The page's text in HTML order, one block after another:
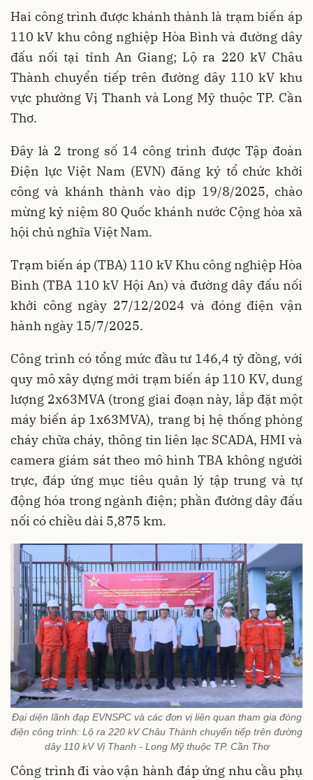
Hai công trình được khánh thành là trạm biến áp
110 kV khu công nghiệp Hòa Bình và đường dây
đấu nối tại tỉnh An Giang; Lộ ra 220 kV Châu
Thành chuyển tiếp trên đường dây 110 kV khu
vực phường Vị Thanh và Long Mỹ thuộc TP. Cần
Thơ.
Đây là 2 trong số 14 công trình được Tập đoàn
Điện lực Việt Nam (EVN) đăng ký tổ chức khởi
công và khánh thành vào dịp 19/8/2025, chào
mừng kỷ niệm 80 Quốc khánh nước Cộng hòa xã
hội chủ nghĩa Việt Nam.
Trạm biến áp (TBA) 110 kV Khu công nghiệp Hòa
Bình (TBA 110 kV Hội An) và đường dây đấu nối
khởi công ngày 27/12/2024 và đóng điện vận
hành ngày 15/7/2025.
Công trình có tổng mức đầu tư 146,4 tỷ đồng, với
quy mô xây dựng mới trạm biến áp 110 KV, dung
lượng 2x63MVA (trong giai đoạn này, lắp đặt một
máy biến áp 1x63MVA), trang bị hệ thống phòng
cháy chữa cháy, thông tin liên lạc SCADA, HMI và
camera giám sát theo mô hình TBA không người
trực, đáp ứng mục tiêu quản lý tập trung và tự
động hóa trong ngành điện; phần đường dây đấu
nối có chiều dài 5,875 km.
Đại diện lãnh đạp EVNSPC và các đơn vị liên quan tham gia đóng
điện công trình: Lộ ra 220 kV Châu Thành chuyển tiếp trên đường
dây 110 kV Vị Thanh - Long Mỹ thuộc TP. Cần Thơ
Công trình đi vào vận hành đáp ứng nhu cầu phụ